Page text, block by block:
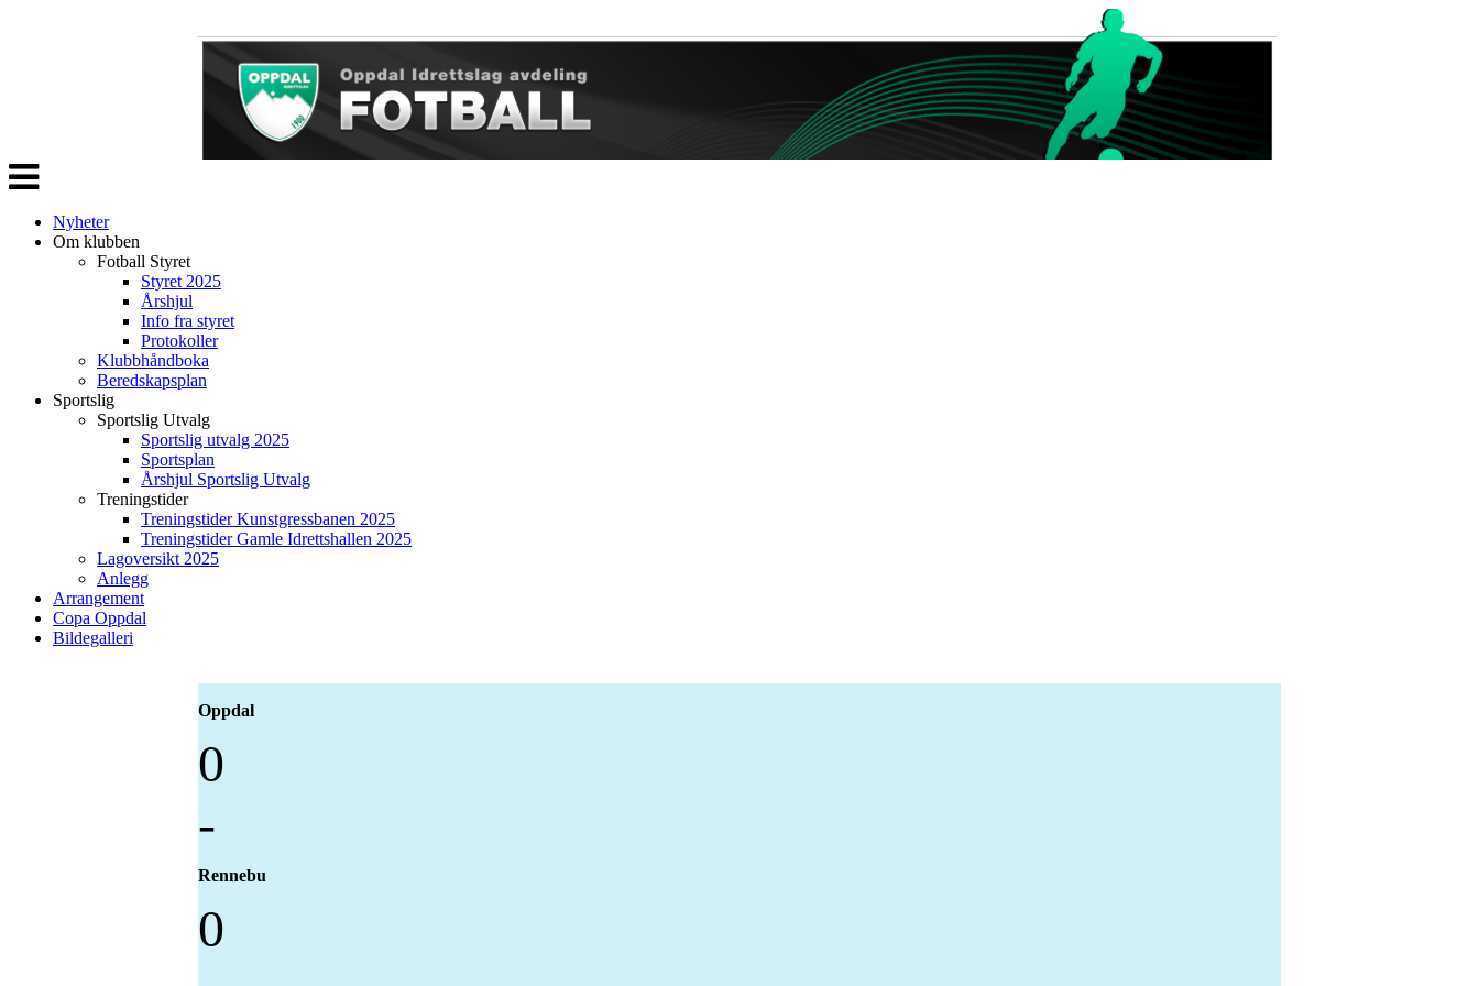
Veksle
navigasjon
Nyheter
Om klubben
Fotball Styret
Styret 2025
Årshjul
Info fra styret
Protokoller
Klubbhåndboka
Beredskapsplan
Sportslig
Sportslig Utvalg
Sportslig utvalg 2025
Sportsplan
Årshjul Sportslig Utvalg
Treningstider
Treningstider Kunstgressbanen 2025
Treningstider Gamle Idrettshallen 2025
Lagoversikt 2025
Anlegg
Arrangement
Copa Oppdal
Bildegalleri
Oppdal
0
-
Rennebu
0